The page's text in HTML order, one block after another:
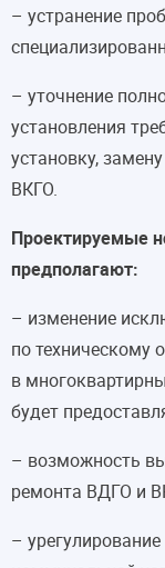
– устранение
– уточнение
установления
установку,
ВКГО.
Проектируемые
предполагают:
– изменение
по
в
будет
– возможность
ремонта ВДГО и
–